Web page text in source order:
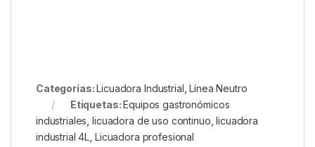
Categorías:Licuadora Industrial ,Línea Neutro
Etiquetas:Equipos gastronómicos
industriales ,licuadora de uso continuo ,licuadora
industrial 4L Licuadora profesional